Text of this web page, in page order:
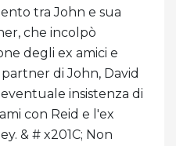
tra John e sua
che incolpò
degli ex amici e
di John, David
insistenza di
con Reid e l'ex
& # x201C; Non